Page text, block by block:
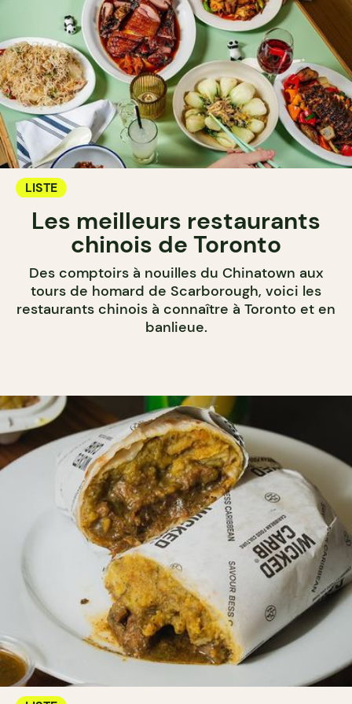
LISTE
Les meilleurs restaurants
chinois de Toronto
Des comptoirs à nouilles du Chinatown aux
tours de homard de Scarborough, voici les
restaurants chinois à connaître à Toronto et en
banlieue.